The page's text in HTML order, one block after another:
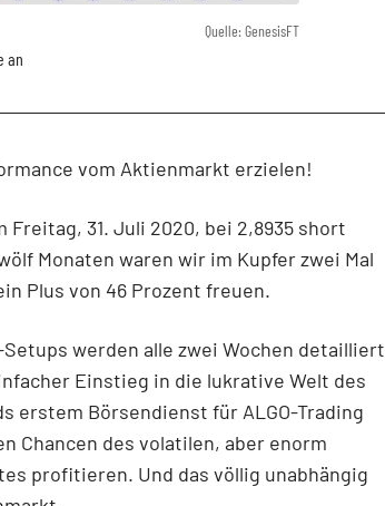
Quelle: GenesisFT
an
vom Aktienmarkt erzielen!
31. Juli 2020, bei 2,8935 short
Monaten waren wir im Kupfer zwei Mal
Plus von 46 Prozent freuen.
werden alle zwei Wochen detailliert
Einstieg in die lukrative Welt des
erstem Börsendienst für ALGO-Trading
Chancen des volatilen, aber enorm
profitieren. Und das völlig unabhängig